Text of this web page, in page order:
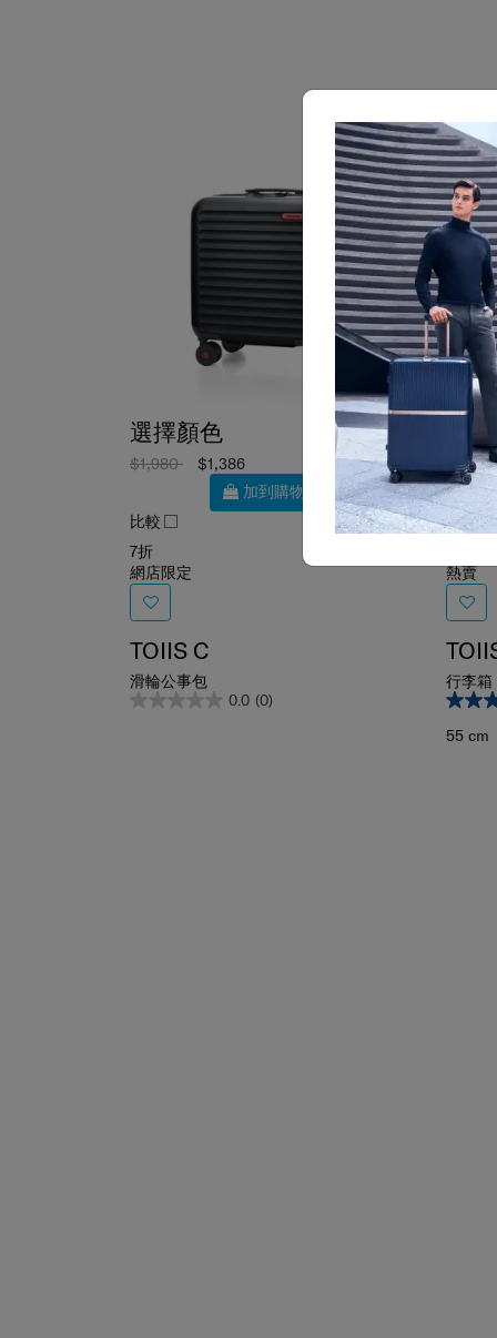
選擇顏色
$1,980
$1,386
加到購物車
比較
7折
網店限定
TOIIS C
滑輪公事包
0.0 (0)
選
比較
熱賣
行李
55 cm